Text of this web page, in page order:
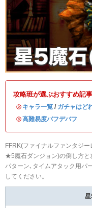
攻略班が選ぶおすすめ記事
・ キャラ一覧 / ガチャはど
・高難易度バフデバフ
FFRK(ファイナルファンタジ
★5魔石ダンジョン)の倒し方と
パターン､タイムアタック用パ
してください。
星